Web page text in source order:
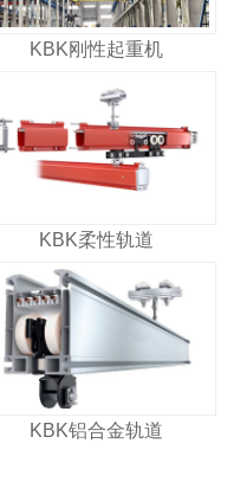
KBK刚性起重机
KBK柔性轨道
KBK铝合金轨道